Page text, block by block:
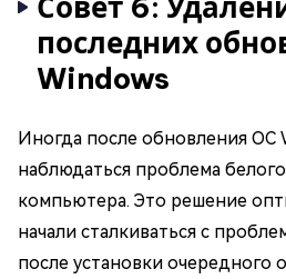
последних
Windows
Иногда после обновления ОС
наблюдаться проблема
компьютера. Это решение
начали сталкиваться с
после установки очередного